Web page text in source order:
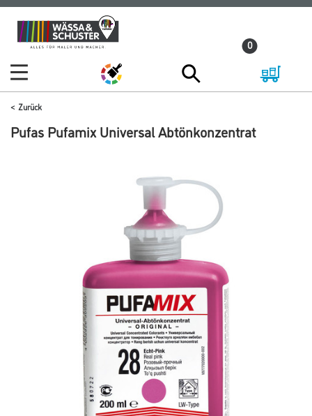
Zum
Inhalt
Zum
Navigationsmenü
0
Zurück
Pufas Pufamix Universal Abtönkonzentrat